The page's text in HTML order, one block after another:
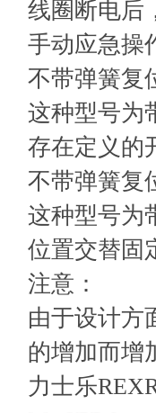
线圈断电后
手动应急操
不带弹簧复
这种型号为
存在定义的
不带弹簧复
这种型号为
位置交替固
注意：
由于设计方
的增加而增
力士乐